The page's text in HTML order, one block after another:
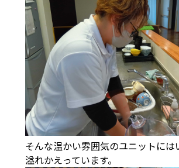
そんな温かい雰囲気のユニットには
溢れかえっています。